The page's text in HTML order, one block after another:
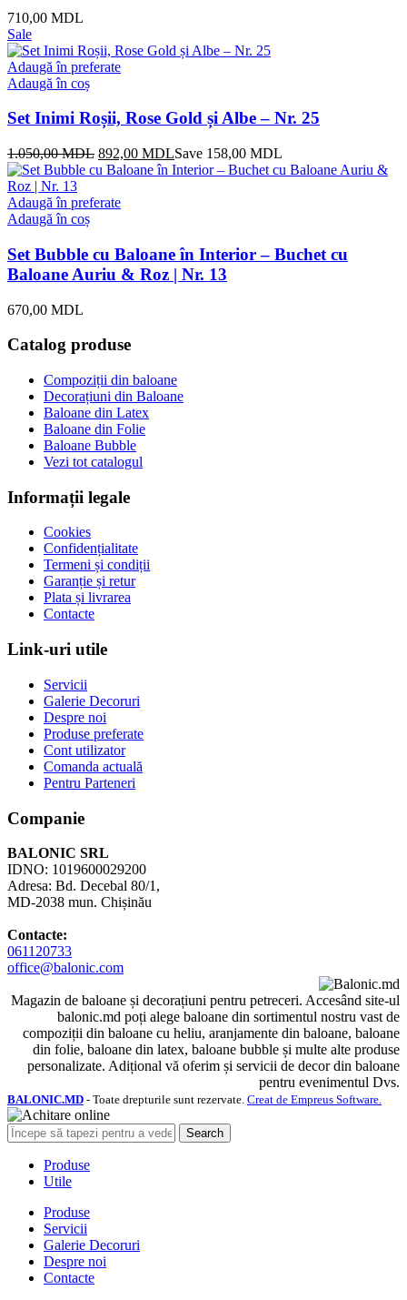
710,00 MDL
Sale
Adaugă în preferate
Adaugă în coș
Set Inimi Roșii, Rose Gold și Albe – Nr. 25
1.050,00MDL Prețul
inițial
fost:
892,00 MDLPrețul
curent
Save 158,00 MDL
Adaugă în preferate
Adaugă în coș
Set Bubble cu Baloane în Interior – Buchet cu
Baloane Auriu & Roz | Nr. 13
670,00 MDL
Catalog produse
Compoziții din baloane
Decorațiuni din Baloane
Baloane din Latex
Baloane din Folie
Baloane Bubble
Vezi tot catalogul
Informații legale
Cookies
Confidențialitate
Termeni și condiții
Garanție și retur
Plata și livrarea
Contacte
Link-uri utile
Servicii
Galerie Decoruri
Despre noi
Produse preferate
Cont utilizator
Comanda actuală
Pentru Parteneri
Companie
BALONIC SRL
IDNO: 1019600029200
Adresa: Bd. Decebal 80/1,
MD-2038 mun. Chișinău
Contacte:
061120733
office@balonic.com
Magazin de baloane și decorațiuni pentru petreceri. Accesând site-ul
balonic.md poți alege baloane din sortimentul nostru vast de
compoziții din baloane cu heliu, aranjamente din baloane, baloane
din folie, baloane din latex, baloane bubble și multe alte produse
personalizate. Adițional vă oferim și servicii de decor din baloane
pentru evenimentul Dvs.
BALONIC.MD - Toate drepturile sunt rezervate. Creat de Empreus Software.
Search
Produse
Utile
Produse
Servicii
Galerie Decoruri
Despre noi
Contacte